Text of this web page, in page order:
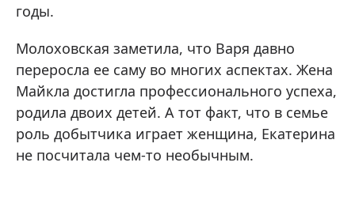
годы.
Молоховская заметила, что Варя давно
переросла ее саму во многих аспектах. Жена
Майкла достигла профессионального успеха,
родила двоих детей. А тот факт, что в семье
роль добытчика играет женщина, Екатерина
не посчитала чем-то необычным.